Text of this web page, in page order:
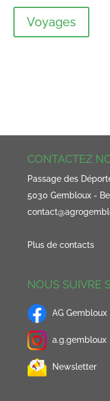
Voyages
CONTACTEZ
Passage des
5030 Gembloux -
Plus de contacts
NOUS SUIVRE
AG Gembloux
a.g.gembloux
Newsletter